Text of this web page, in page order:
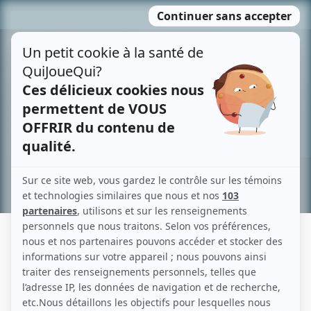
MENU
contenu
Recherche avancée »
MEGAN BUTLER
Liens
Fiche de Megan Butler sur Showbizz.net